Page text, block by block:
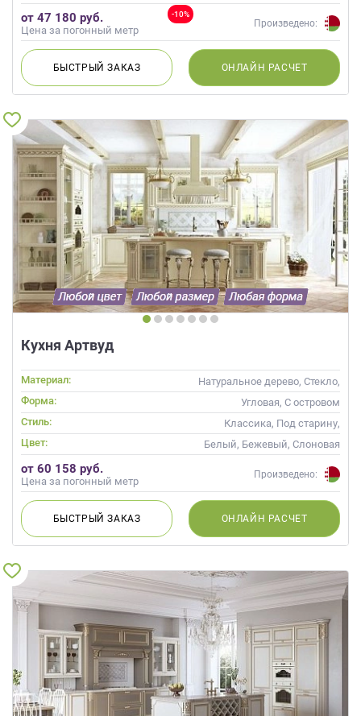
Кремовый, Капучино
-10%
от 47 180 руб.
Цена за погонный метр
Произведено:
БЫСТРЫЙЗАКАЗ ОНЛАЙН РАСЧЕТ
Кухня Артвуд
Материал:
Натуральное дерево, Стекло,
Массив, С патиной
Форма:
Угловая, С островом
Стиль:
Классика, Под старину,
Прованс
Цвет:
Белый, Бежевый, Слоновая
кость, Кремовый
от 60 158 руб.
Цена за погонный метр
Произведено:
БЫСТРЫЙЗАКАЗ ОНЛАЙН РАСЧЕТ